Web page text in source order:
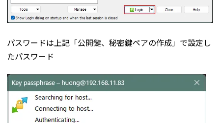
パスワードは上記「公開鍵、秘密鍵ペアの作成」で設定し
たパスワード